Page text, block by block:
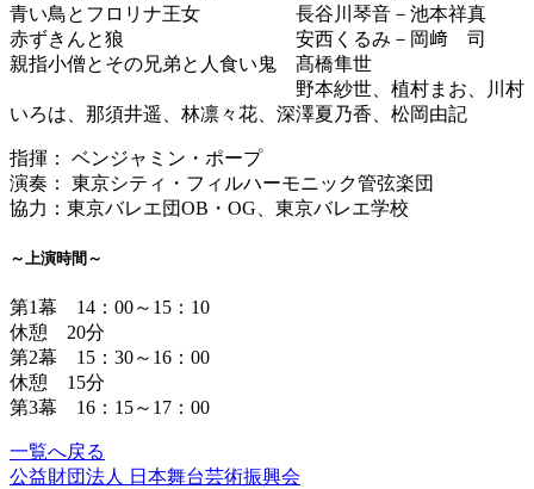
青い鳥とフロリナ王女 長谷川琴音－池本祥真
赤ずきんと狼 安西くるみ－岡﨑 司
親指小僧とその兄弟と人食い鬼 髙橋隼世
野本紗世、植村まお、川村
いろは、那須井遥、林凛々花、深澤夏乃香、松岡由記
指揮： ベンジャミン・ポープ
演奏： 東京シティ・フィルハーモニック管弦楽団
協力：東京バレエ団OB・OG、東京バレエ学校
～上演時間～
第1幕 14：00～15：10
休憩 20分
第2幕 15：30～16：00
休憩 15分
第3幕 16：15～17：00
一覧へ戻る
公益財団法人 日本舞台芸術振興会